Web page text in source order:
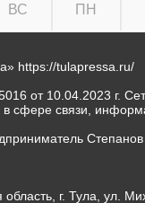
ВС ПН
https://tulapressa.ru/
от 10.04.2023 г.
сфере связи,
г. Тула, ул.